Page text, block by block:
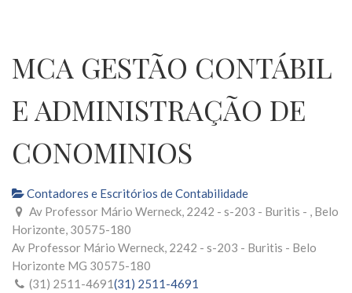
MCA GESTÃO CONTÁBIL
E ADMINISTRAÇÃO DE
CONOMINIOS
Contadores e Escritórios de Contabilidade
Av Professor Mário Werneck, 2242 - s-203 - Buritis - , Belo
Horizonte, 30575-180
Av Professor Mário Werneck, 2242 - s-203 - Buritis - Belo
Horizonte MG 30575-180
(31) 2511-4691(31) 2511-4691